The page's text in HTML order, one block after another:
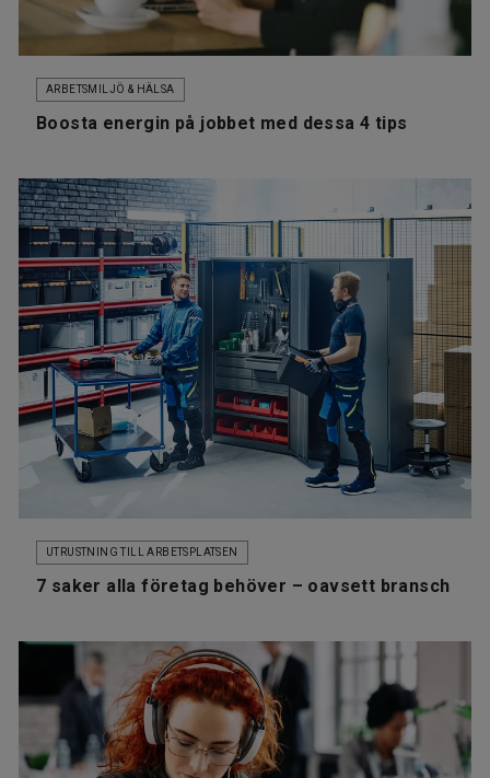
ARBETSMILJÖ & HÄLSA
Boosta energin på jobbet med dessa 4 tips
UTRUSTNING TILL ARBETSPLATSEN
7 saker alla företag behöver – oavsett bransch